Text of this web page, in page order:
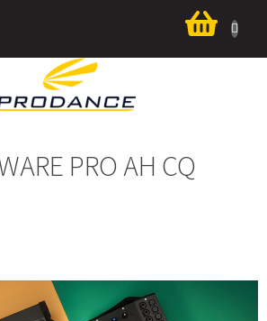
košík
PRO AH CQ